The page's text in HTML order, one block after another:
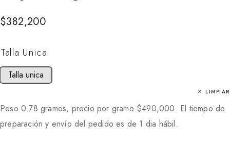
$382,200
Talla Unica
Talla unica
LIMPIAR
Peso 0.78 gramos, precio por gramo $490,000. El tiempo de
preparación y envío del pedido es de 1 dia hábil.